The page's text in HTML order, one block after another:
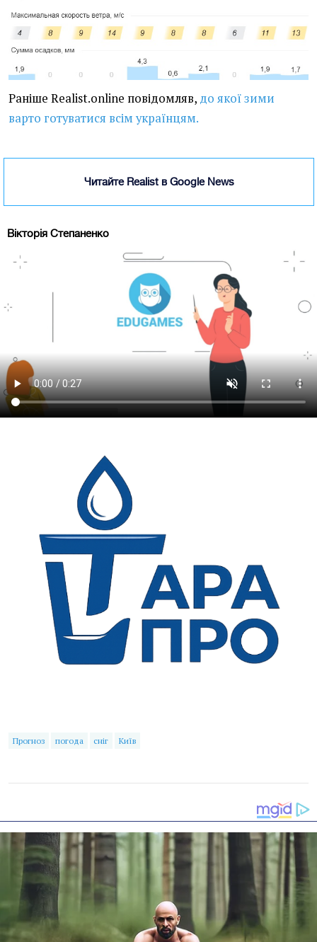
Раніше Realist.online повідомляв, до якої зими
варто готуватися всім українцям.
Читайте Realist в Google News
Вікторія Степаненко
Прогноз погода сніг Київ